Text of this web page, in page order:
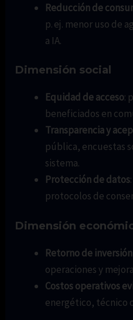
Reducción de
p. ej. menor uso de
a IA.
Dimensión social
Equidad de acceso:
beneficiados en
Transparencia y
pública, encuestas
sistema.
Protección de datos
protocolos de
Dimensión
Retorno de
operaciones y
Costos operativos
energético, técnico